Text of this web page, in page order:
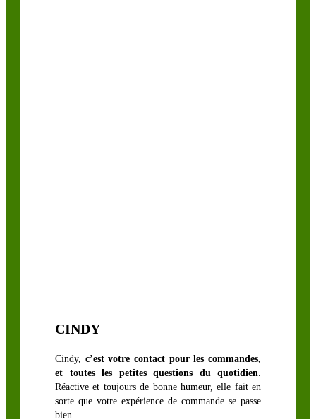
CINDY
Cindy, c’est votre contact pour les commandes,
et toutes les petites questions du quotidien.
Réactive et toujours de bonne humeur, elle fait en
sorte que votre expérience de commande se passe
bien.